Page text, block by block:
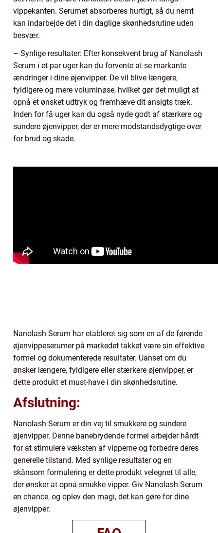
vippekanten. Serumet absorberes hurtigt, så du nemt
kan indarbejde det i din daglige skønhedsrutine uden
besvær.
– Synlige resultater: Efter konsekvent brug af Nanolash
Serum i et par uger kan du forvente at se markante
ændringer i dine øjenvipper. De vil blive længere,
fyldigere og mere voluminøse, hvilket gør det muligt at
opnå et ønsket udtryk og fremhæve dit ansigts træk.
Inden for få uger kan du også nyde godt af stærkere og
sundere øjenvipper, der er mere modstandsdygtige over
for brud og skade.
Nanolash Serum har etableret sig som en af de førende
øjenvippeserumer på markedet takket være sin effektive
formel og dokumenterede resultater. Uanset om du
ønsker længere, fyldigere eller stærkere øjenvipper, er
dette produkt et must-have i din skønhedsrutine.
Afslutning:
Nanolash Serum er din vej til smukkere og sundere
øjenvipper. Denne banebrydende formel arbejder hårdt
for at stimulere væksten af vipperne og forbedre deres
generelle tilstand. Med synlige resultater og en
skånsom formulering er dette produkt velegnet til alle,
der ønsker at opnå smukke vipper. Giv Nanolash Serum
en chance, og oplev den magi, det kan gøre for dine
øjenvipper.